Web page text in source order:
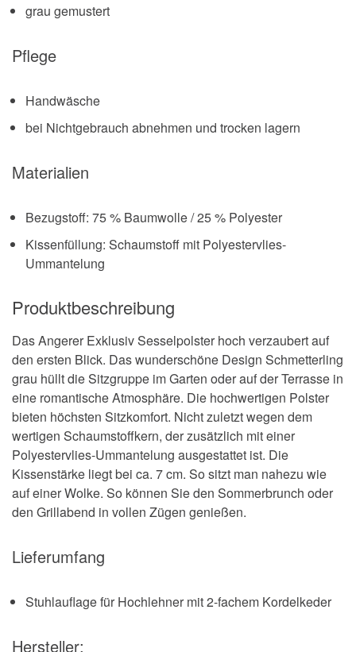
grau gemustert
Pflege
Handwäsche
bei Nichtgebrauch abnehmen und trocken lagern
Materialien
Bezugstoff: 75 % Baumwolle / 25 % Polyester
Kissenfüllung: Schaumstoff mit Polyestervlies-
Ummantelung
Produktbeschreibung
Das Angerer Exklusiv Sesselpolster hoch verzaubert auf
den ersten Blick. Das wunderschöne Design Schmetterling
grau hüllt die Sitzgruppe im Garten oder auf der Terrasse in
eine romantische Atmosphäre. Die hochwertigen Polster
bieten höchsten Sitzkomfort. Nicht zuletzt wegen dem
wertigen Schaumstoffkern, der zusätzlich mit einer
Polyestervlies-Ummantelung ausgestattet ist. Die
Kissenstärke liegt bei ca. 7 cm. So sitzt man nahezu wie
auf einer Wolke. So können Sie den Sommerbrunch oder
den Grillabend in vollen Zügen genießen.
Lieferumfang
Stuhlauflage für Hochlehner mit 2-fachem Kordelkeder
Hersteller: